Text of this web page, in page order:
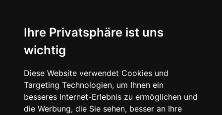
Ihre Privatsphäre ist uns
wichtig
Diese Website verwendet Cookies und
Targeting Technologien, um Ihnen ein
besseres Internet-Erlebnis zu ermöglichen und
die Werbung, die Sie sehen, besser an Ihre